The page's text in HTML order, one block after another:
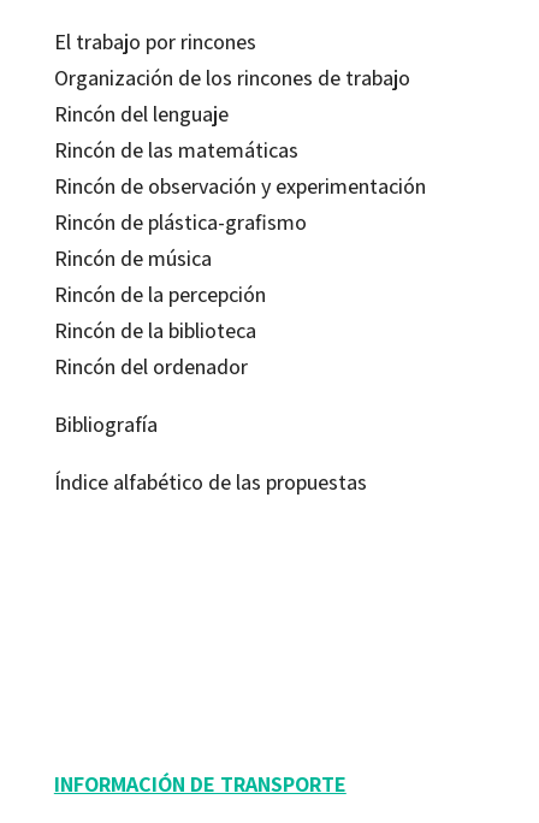
El trabajo por rincones
Organización de los rincones de trabajo
Rincón del lenguaje
Rincón de las matemáticas
Rincón de observación y experimentación
Rincón de plástica-grafismo
Rincón de música
Rincón de la percepción
Rincón de la biblioteca
Rincón del ordenador
Bibliografía
Índice alfabético de las propuestas
INFORMACIÓN DE TRANSPORTE